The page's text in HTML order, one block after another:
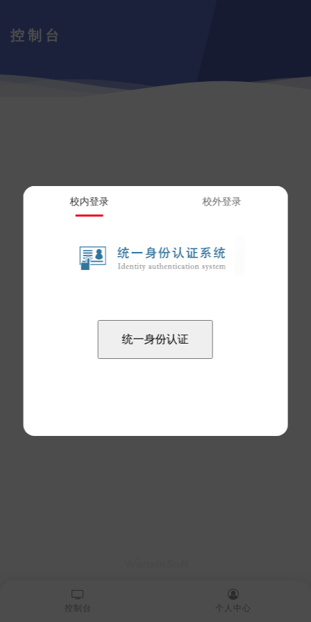
控制台
控制台 个人中心
校内登录 校外登录